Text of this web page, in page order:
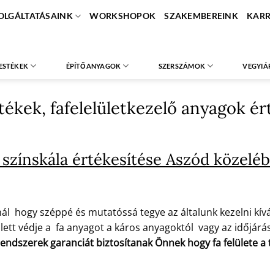
WORKSHOPOK SZAKEMBEREINK
ÉPÍTŐANYAGOK SZERSZÁMOK
fafelelületkezelő anyagok
értékesítése Aszód
hogy széppé és mutatóssá tegye az általunk kezelni
védje a fa anyagot a káros anyagoktól vagy az
garanciát biztosítanak Önnek hogy fa felülete